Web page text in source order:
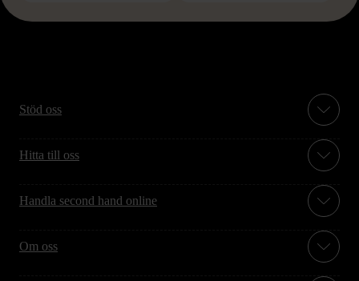
Stöd oss
Hitta till oss
Handla second hand online
Om oss